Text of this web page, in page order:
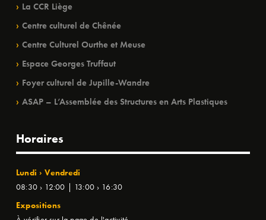
La CCR Liège
Centre culturel de Chênée
Centre Culturel Ourthe et Meuse
Espace Georges Truffaut
Foyer culturel de Jupille-Wandre
ASAP – L’Assemblée des Structures en Arts Plastiques
Horaires
Lundi › Vendredi
08:30 › 12:00 | 13:00 › 16:30
Expositions